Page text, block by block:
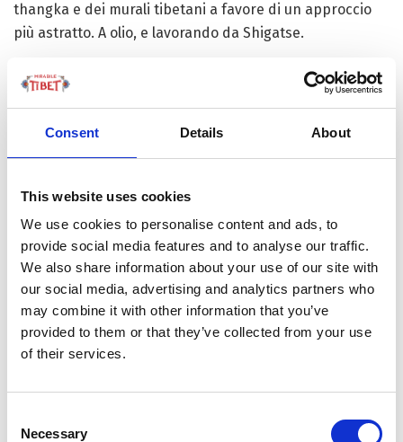
Consent Details About
This website uses cookies
We use cookies to personalise content and ads, to
provide social media features and to analyse our traffic.
We also share information about your use of our site with
our social media, advertising and analytics partners who
may combine it with other information that you’ve
provided to them or that they’ve collected from your use
of their services.
Selection
Necessary
thangka e dei murali tibetani a favore di un approccio
più astratto. A olio, e lavorando da Shigatse.
Laureato nel 2015 a Lhasa, presso il Collegio d’Arte
dell’Università del Tibet, Trinley Dechen ha già all’attivo
cominciate a Venezia – a soli tre anni dal diploma.
Soprattutto, ha già uno stile sempre più riconoscibile e